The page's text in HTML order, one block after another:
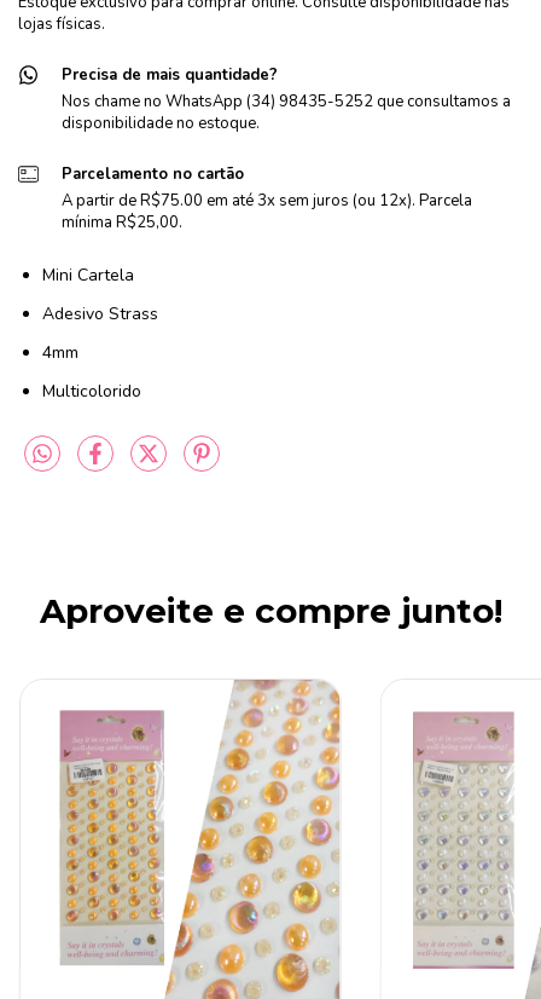
lojas físicas.
Precisa de mais quantidade?
Nos chame no WhatsApp (34) 98435-5252 que consultamos a
disponibilidade no estoque.
Parcelamento no cartão
A partir de R$75.00 em até 3x sem juros (ou 12x). Parcela
mínima R$25,00.
Mini Cartela
Adesivo Strass
4mm
Multicolorido
Aproveite e compre junto!